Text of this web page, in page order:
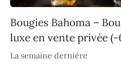
Bougies Bahoma –
luxe en vente privée (-
La semaine dernière